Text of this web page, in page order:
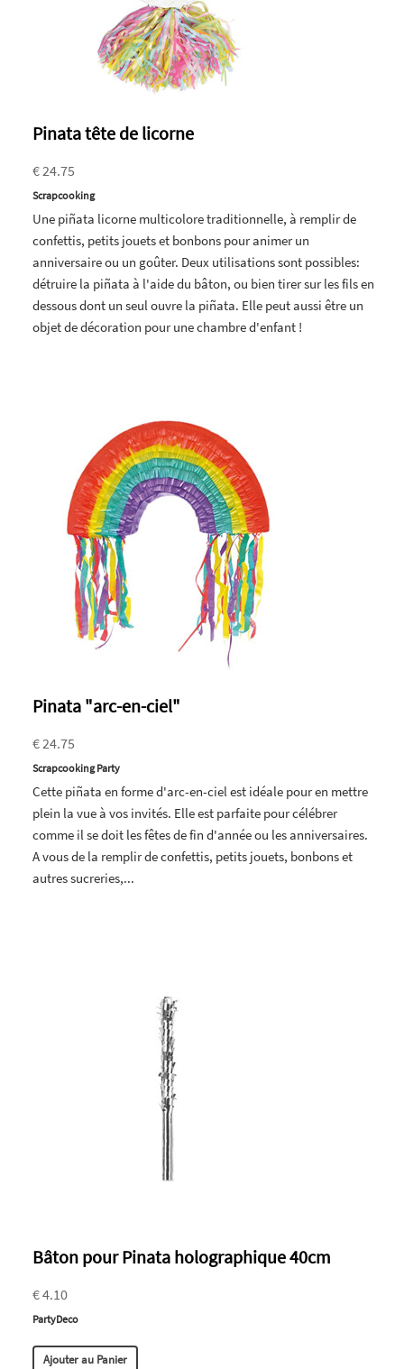
Pinata tête de licorne
€ 24.75
Scrapcooking
Une piñata licorne multicolore traditionnelle, à remplir de
confettis, petits jouets et bonbons pour animer un
anniversaire ou un goûter. Deux utilisations sont possibles:
détruire la piñata à l'aide du bâton, ou bien tirer sur les fils en
dessous dont un seul ouvre la piñata. Elle peut aussi être un
objet de décoration pour une chambre d'enfant !
Pinata "arc-en-ciel"
€ 24.75
Scrapcooking Party
Cette piñata en forme d'arc-en-ciel est idéale pour en mettre
plein la vue à vos invités. Elle est parfaite pour célébrer
comme il se doit les fêtes de fin d'année ou les anniversaires.
A vous de la remplir de confettis, petits jouets, bonbons et
autres sucreries,...
Bâton pour Pinata holographique 40cm
€ 4.10
PartyDeco
Ajouter au Panier